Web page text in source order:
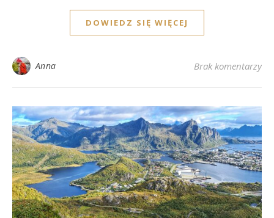
DOWIEDZ SIĘ WIĘCEJ
Anna Brak komentarzy